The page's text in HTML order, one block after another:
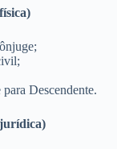
Descendente.